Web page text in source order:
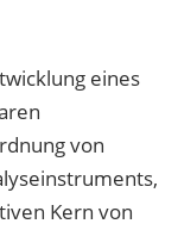
eines
von
Kern von